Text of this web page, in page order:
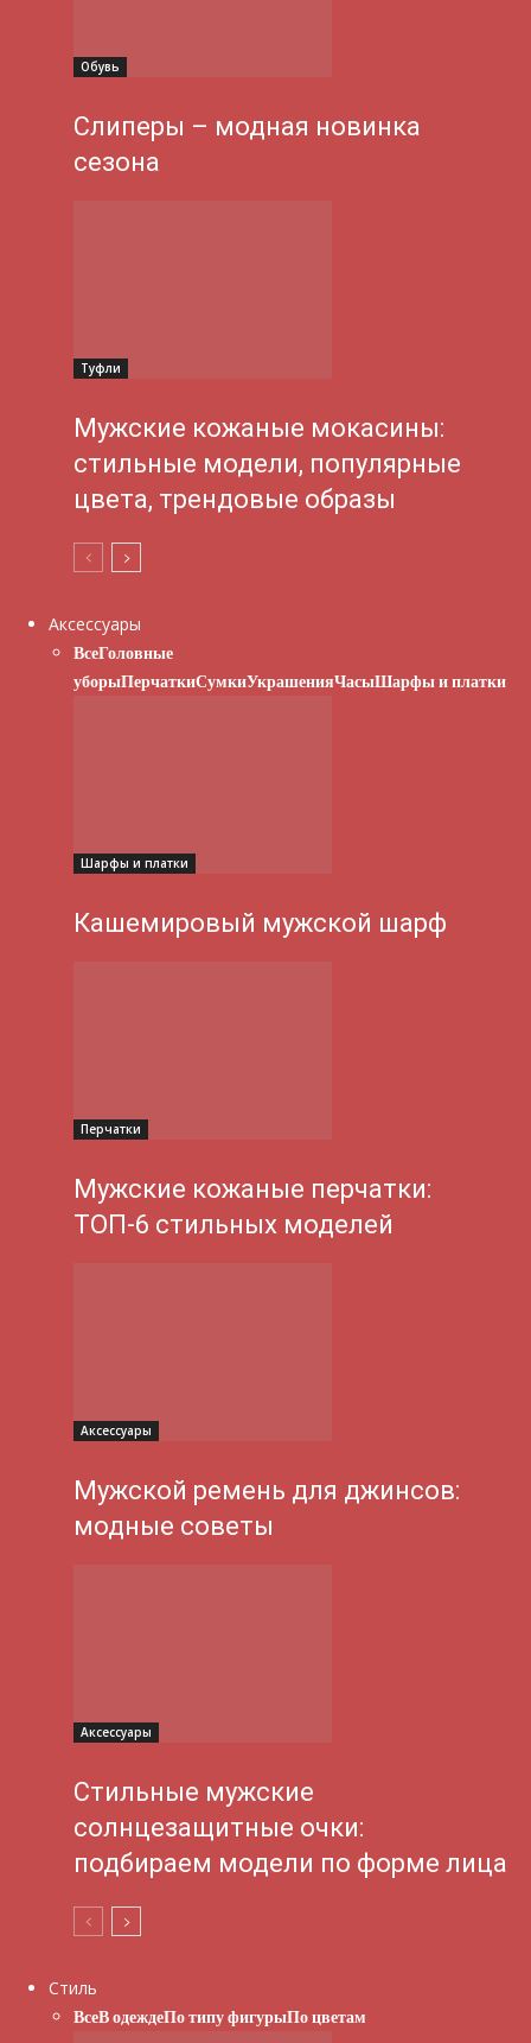
Обувь
Слиперы – модная новинка
сезона
Туфли
Мужские кожаные мокасины:
стильные модели, популярные
цвета, трендовые образы
Аксессуары
ВсеГоловные
уборыПерчаткиСумкиУкрашенияЧасыШарфы и платки
Шарфы и платки
Кашемировый мужской шарф
Перчатки
Мужские кожаные перчатки:
ТОП-6 стильных моделей
Аксессуары
Мужской ремень для джинсов:
модные советы
Аксессуары
Стильные мужские
солнцезащитные очки:
подбираем модели по форме лица
Стиль
ВсеВ одеждеПо типу фигурыПо цветам